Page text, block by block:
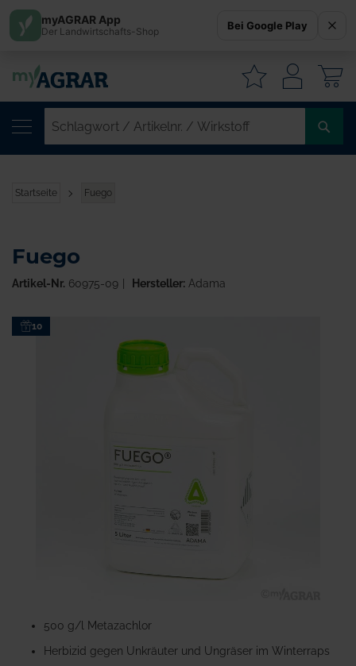
Startseite Fuego
Zum10
Anfang
Bildgalerie
Fuego
Artikel-Nr. 60975-09 Hersteller:Adama
500 g/l Metazachlor
Herbizid gegen Unkräuter und Ungräser im Winterraps
myAGRAR App
Der Landwirtschafts-Shop Bei Google Play